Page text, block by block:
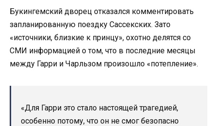
Букингемский дворец отказался комментировать
запланированную поездку Сассекских. Зато
«источники, близкие к принцу», охотно делятся со
СМИ информацией о том, что в последние месяцы
между Гарри и Чарльзом произошло «потепление».
«Для Гарри это стало настоящей трагедией,
особенно потому, что он не смог безопасно